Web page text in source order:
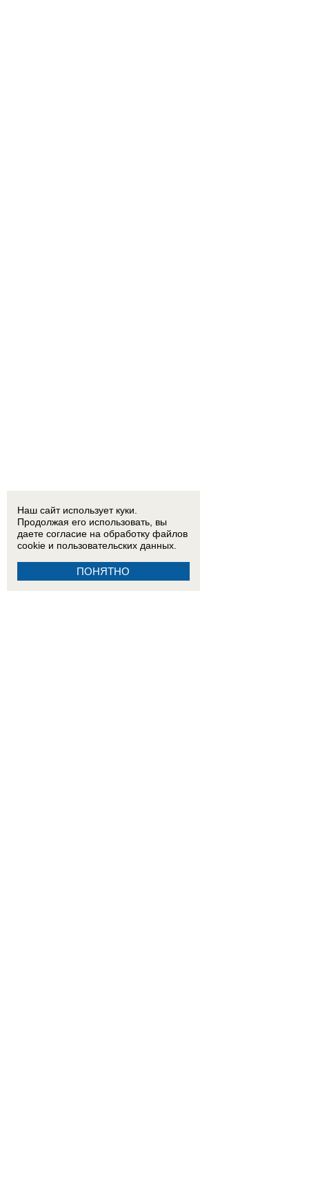
Наш сайт использует куки.
Продолжая его использовать, вы
даете согласие на обработку файлов
cookie и пользовательских данных.
ПОНЯТНО